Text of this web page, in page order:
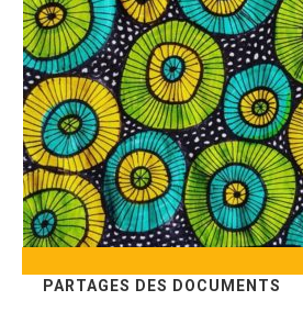
PARTAGES DES DOCUMENTS